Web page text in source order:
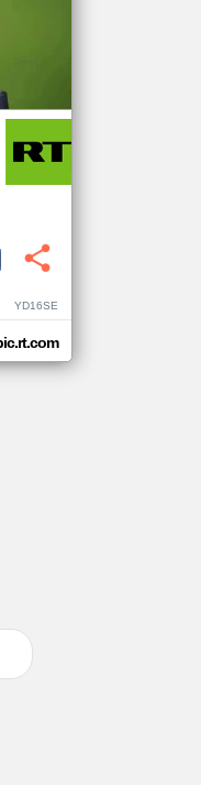
YD16SE